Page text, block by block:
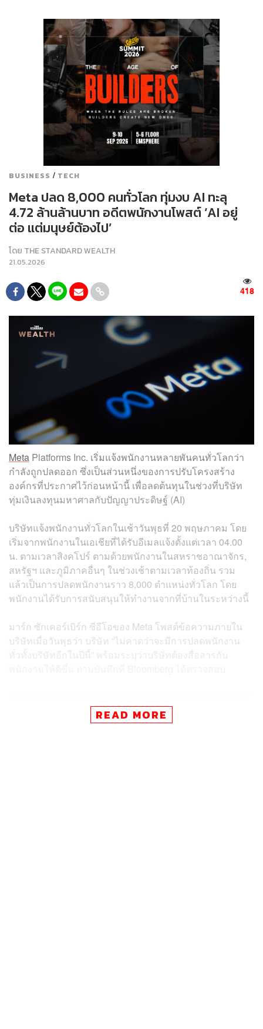
BUSINESS / TECH
Meta ปลด 8,000 คนทั่วโลก ทุ่มงบ AI ทะลุ
4.72 ล้านล้านบาท อดีตพนักงานโพสต์ ‘AI อยู่
ต่อ แต่มนุษย์ต้องไป’
โดย THE STANDARD WEALTH
21.05.2026
418
Meta Platforms Inc. เริ่มแจ้งพนักงานหลายพันคนทั่วโลกว่า
กำลังถูกปลดออก ซึ่งเป็นส่วนหนึ่งของการปรับโครงสร้าง
องค์กรที่ประกาศไว้ก่อนหน้านี้ เพื่อลดต้นทุนในช่วงที่บริษัท
ทุ่มเงินลงทุนมหาศาลกับปัญญาประดิษฐ์ (AI)
บริษัทแจ้งพนักงานทั่วโลกในเช้าวันพุธที่ 20 พฤษภาคม โดย
เริ่มจากพนักงานในเอเชียที่ได้รับอีเมลแจ้งตั้งแต่เวลา 04.00
น. ตามเวลาสิงคโปร์ ตามด้วยพนักงานในสหราชอาณาจักร,
สหรัฐฯ และภูมิภาคอื่นๆ ในช่วงเช้าตามเวลาท้องถิ่น รวม
แล้วเป็นการปลดพนักงานราว 8,000 ตำแหน่งทั่วโลก โดย
พนักงานได้รับการสนับสนุนให้ทำงานจากที่บ้านในระหว่างนี้
มาร์ก ซักเคอร์เบิร์ก ซีอีโอของ Meta โพสต์ข้อความภายใน
บริษัทเมื่อวันพุธว่า บริษัท “ไม่คาดว่าจะมีการปลดพนักงาน
ทั่วทั้งบริษัทอีกในปีนี้” พร้อมระบุว่าบริษัทต้องสื่อสารกับ
ซักเคอร์เบิร์กเขียน พร้อมแสดงความมั่นใจในตำแหน่งของ
Meta ในการแข่งขันด้าน AI และความสามารถในการส่งมอบ
READ MORE